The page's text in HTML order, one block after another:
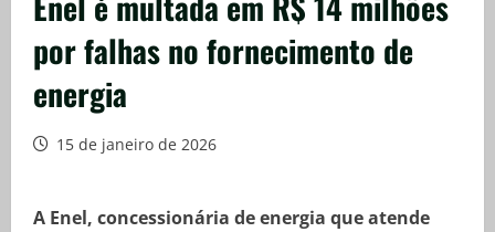
por falhas no fornecimento de
energia
15 de janeiro de 2026
A Enel, concessionária de energia que atende